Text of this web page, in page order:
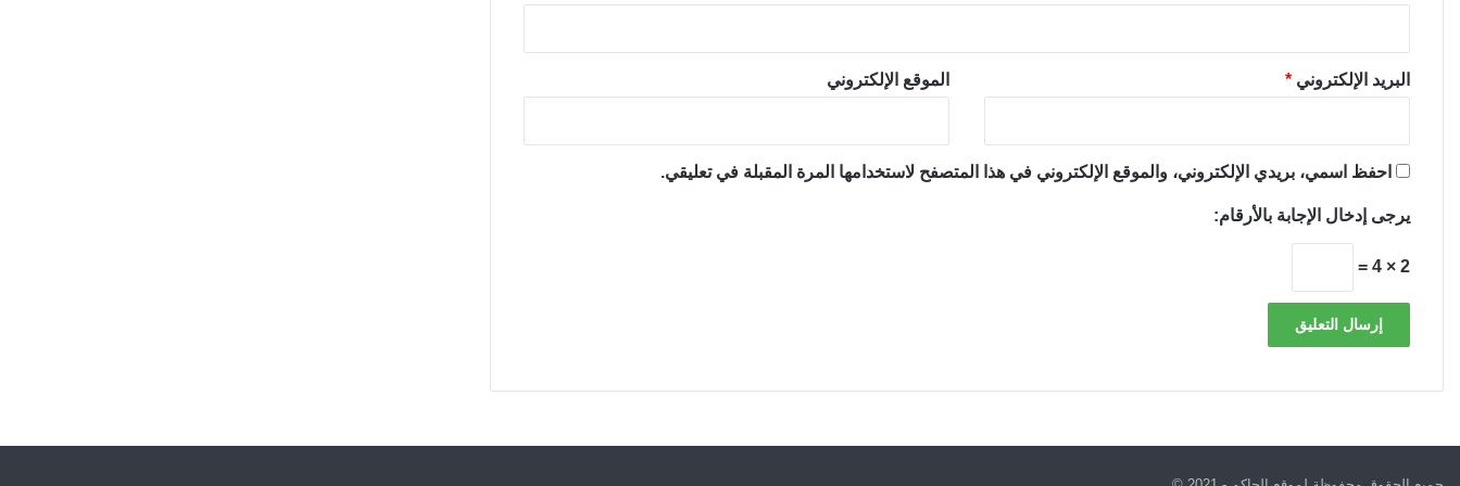
البريد الإلكتروني * الموقع الإلكتروني
احفظ اسمي، بريدي الإلكتروني، والموقع الإلكتروني في هذا المتصفح لاستخدامها المرة المقبلة في تعليقي.
يرجى إدخال الإجابة بالأرقام:
2 × 4 =